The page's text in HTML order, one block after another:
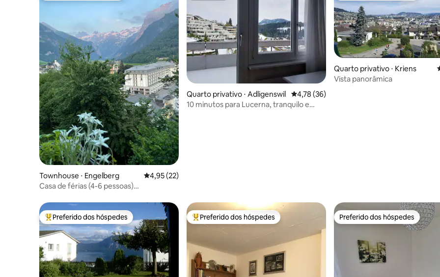
Townhouse ⋅ Engelberg 4,95 de uma avaliação média de 5, 22 avaliações
4,95 (22)
Casa de férias (4-6 pessoas)
Quarto privativo ⋅ Adligenswil 4,78 de uma avaliação média de 5, 36
4,78 (36)
10 minutos para Lucerna, tranquilo e
Quarto privativo ⋅ Kriens
Vista panorâmica
Entre os melhores preferidos dos hóspedes
Preferido dos hóspedes Entre os melhores preferidos dos hóspedes
Preferido dos hóspedes Preferido dos hóspedes
Preferido dos hóspedes